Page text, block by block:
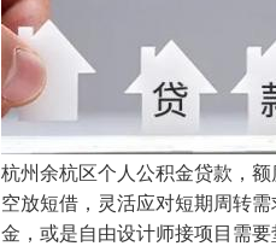
杭州余杭区个人公积金贷款，
空放短借，灵活应对短期周转
金，或是自由设计师接项目需